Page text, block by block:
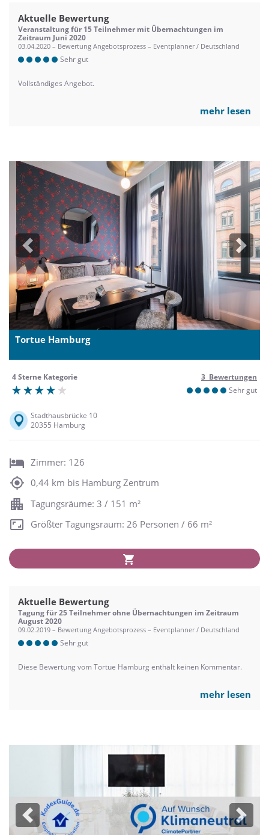
Aktuelle Bewertung
Veranstaltung für 15 Teilnehmer mit Übernachtungen im
Zeitraum Juni 2020
03.04.2020 – Bewertung Angebotsprozess – Eventplanner / Deutschland
Sehr gut
Vollständiges Angebot.
mehr lesen
Previous Next
Tortue Hamburg
4 Sterne Kategorie
3 Bewertungen
Sehr gut
Stadthausbrücke 10
20355 Hamburg
Zimmer: 126
0,44 km bis Hamburg Zentrum
Tagungsräume: 3 / 151 m²
Größter Tagungsraum: 26 Personen / 66 m²
Aktuelle Bewertung
Tagung für 25 Teilnehmer ohne Übernachtungen im Zeitraum
August 2020
09.02.2019 – Bewertung Angebotsprozess – Eventplanner / Deutschland
Sehr gut
Diese Bewertung vom Tortue Hamburg enthält keinen Kommentar.
mehr lesen
Previous Next